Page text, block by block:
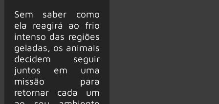
Sem saber como
ela reagirá ao frio
intenso das regiões
geladas, os animais
decidem seguir
juntos em uma
missão para
retornar cada um